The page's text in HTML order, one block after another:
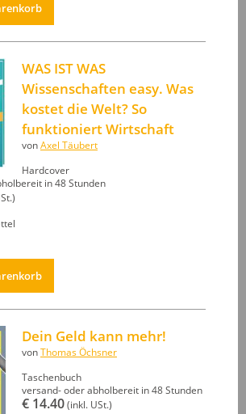
WAS IST WAS
Wissenschaften easy. Was
kostet die Welt? So
funktioniert Wirtschaft
von Axel Täubert
Hardcover
in 48 Stunden
Dein Geld kann mehr!
von Thomas Öchsner
Taschenbuch
versand- oder abholbereit in 48 Stunden
€ 14.40 (inkl. USt.)